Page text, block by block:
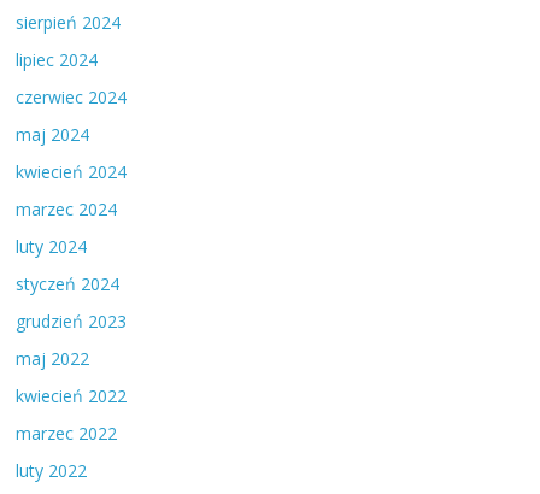
sierpień 2024
lipiec 2024
czerwiec 2024
maj 2024
kwiecień 2024
marzec 2024
luty 2024
styczeń 2024
grudzień 2023
maj 2022
kwiecień 2022
marzec 2022
luty 2022